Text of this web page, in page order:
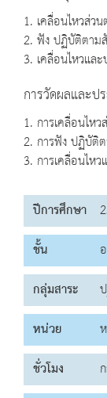
1. เคลื่อนไหวส่ว
2. ฟัง ปฏิบัติตาม
3. เคลื่อนไหวแล
การวัดผลและป
1. การเคลื่อนไห
2. การฟัง ปฏิบัติ
3. การเคลื่อนไห
ปีการศึกษา
ชั้น
กลุ่มสาระ
หน่วย
ชั่วโมง